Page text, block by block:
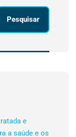
Pesquisar
e
a saúde e os